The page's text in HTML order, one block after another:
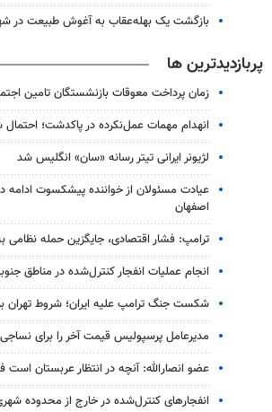
بازگشت یک بهله‌عقاب به آغوش طبیعت در
پربازدیدترین ها
زمان پرداخت معوقات بازنشستگان تامین
انهدام مهمات عمل‌نکرده در پاکدشت؛
لژیونر ایرانی تیتر رسانه «سان» انگلیس شد
عیادت مسئولان از خواننده پیشکسوت ادامه
اصفهان
ترامپ: فشار اقتصادی، جایگزین حمله نظامی
انجام عملیات انفجار کنترل‌شده در مناطق
شکست جنگ ترامپ علیه ایران؛ شروط تهران
مدیرعامل پرسپولیس قیمت آخر را برای
عضو انصارالله: آنچه در انتظار عربستان است
انفجارهای کنترل‌شده در خارج از محدوده